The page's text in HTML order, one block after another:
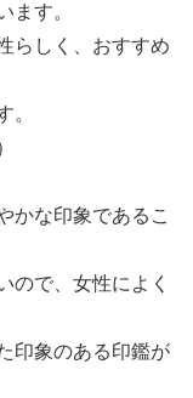
ます。
らしく、おすすめ
。
かな印象であるこ
ので、女性によく
印象のある印鑑が